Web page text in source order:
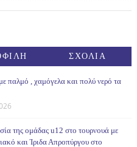
ΣΧΟΛΙΑ
παλμό , χαμόγελα και πολύ νερό τα
της ομάδας u12 στο τουρνουά με
και Ίριδα Απροπύργου στο